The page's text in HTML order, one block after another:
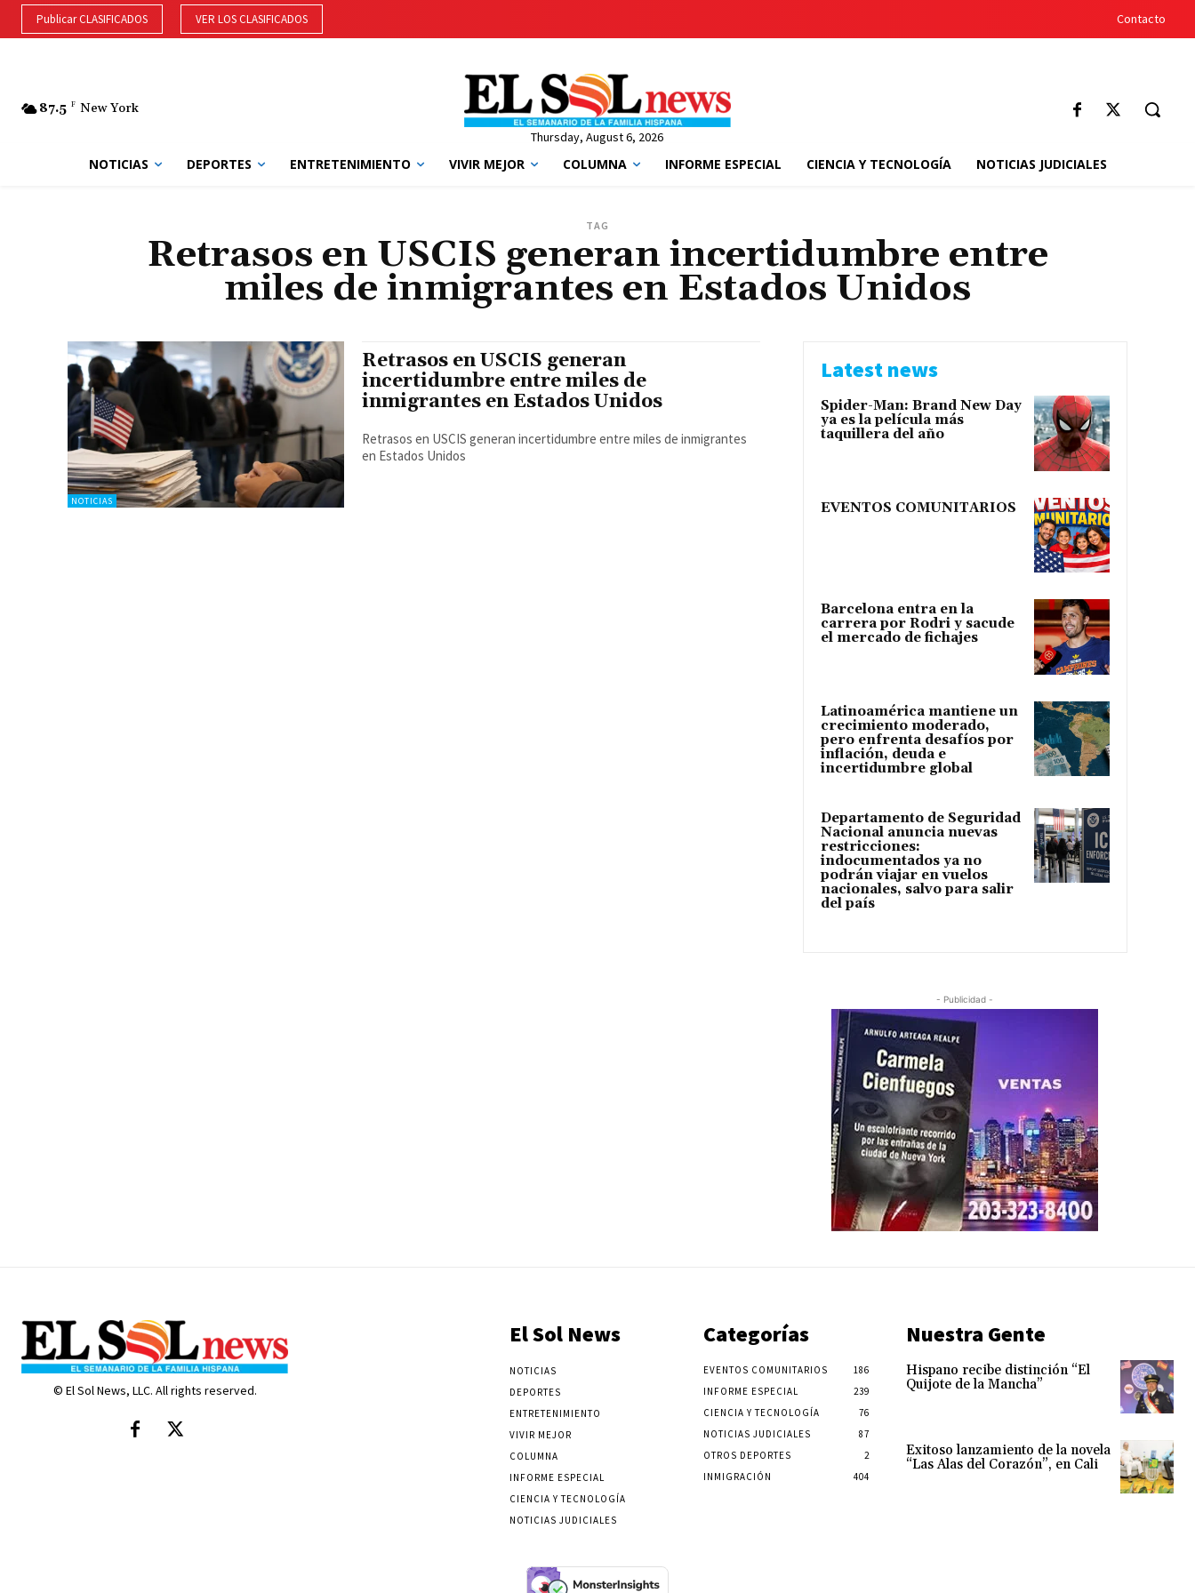
Publicar CLASIFICADOS VER LOS CLASIFICADOS Contacto
87.5 F New York
Thursday, August 6, 2026
NOTICIAS DEPORTES ENTRETENIMIENTO VIVIR MEJOR COLUMNA INFORME ESPECIAL CIENCIA Y TECNOLOGÍA NOTICIAS JUDICIALES
TAG
Retrasos en USCIS generan incertidumbre entre
miles de inmigrantes en Estados Unidos
NOTICIAS
Retrasos en USCIS generan
incertidumbre entre miles de
inmigrantes en Estados Unidos
Retrasos en USCIS generan incertidumbre entre miles de inmigrantes
en Estados Unidos
Latest news
Spider-Man: Brand New Day
ya es la película más
taquillera del año
EVENTOS COMUNITARIOS
Barcelona entra en la
carrera por Rodri y sacude
el mercado de fichajes
Latinoamérica mantiene un
crecimiento moderado,
pero enfrenta desafíos por
inflación, deuda e
incertidumbre global
Departamento de Seguridad
Nacional anuncia nuevas
restricciones:
indocumentados ya no
podrán viajar en vuelos
nacionales, salvo para salir
del país
- Publicidad -
© El Sol News, LLC. All rights reserved.
El Sol News
NOTICIAS
DEPORTES
ENTRETENIMIENTO
VIVIR MEJOR
COLUMNA
INFORME ESPECIAL
CIENCIA Y TECNOLOGÍA
NOTICIAS JUDICIALES
Categorías
EVENTOS COMUNITARIOS
186
INFORME ESPECIAL
239
CIENCIA Y TECNOLOGÍA
76
NOTICIAS JUDICIALES
87
OTROS DEPORTES
2
INMIGRACIÓN
404
Nuestra Gente
Hispano recibe distinción “El
Quijote de la Mancha”
Exitoso lanzamiento de la novela
“Las Alas del Corazón”, en Cali